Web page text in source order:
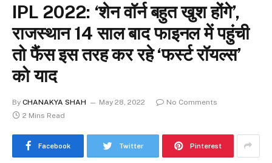
IPL 2022: ‘शेन वॉर्न बहुत खुश होंगे’,
राजस्थान 14 साल बाद फाइनल में पहुंची
तो फैंस इस तरह कर रहे ‘फर्स्ट रॉयल्स’
को याद
By CHANAKYA SHAH May 28, 2022
No Comments
2 Mins Read
Facebook Twitter Pinterest